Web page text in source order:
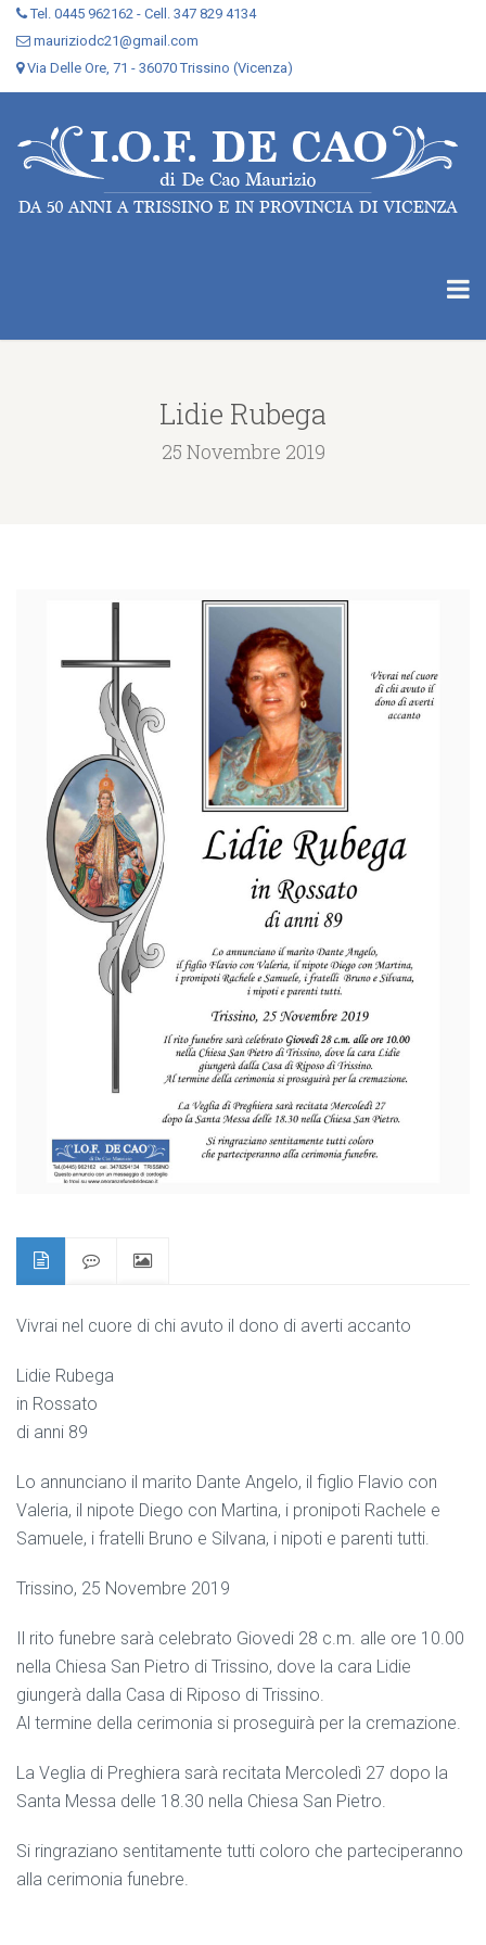
Tel. 0445 962162 - Cell. 347 829 4134
mauriziodc21@gmail.com
Via Delle Ore, 71 - 36070 Trissino (Vicenza)
Lidie Rubega
25 Novembre 2019
Vivrai nel cuore di chi avuto il dono di averti accanto
Lidie Rubega
in Rossato
di anni 89
Lo annunciano il marito Dante Angelo, il figlio Flavio con
Valeria, il nipote Diego con Martina, i pronipoti Rachele e
Samuele, i fratelli Bruno e Silvana, i nipoti e parenti tutti.
Trissino, 25 Novembre 2019
Il rito funebre sarà celebrato Giovedi 28 c.m. alle ore 10.00
nella Chiesa San Pietro di Trissino, dove la cara Lidie
giungerà dalla Casa di Riposo di Trissino.
Al termine della cerimonia si proseguirà per la cremazione.
La Veglia di Preghiera sarà recitata Mercoledì 27 dopo la
Santa Messa delle 18.30 nella Chiesa San Pietro.
Si ringraziano sentitamente tutti coloro che parteciperanno
alla cerimonia funebre.